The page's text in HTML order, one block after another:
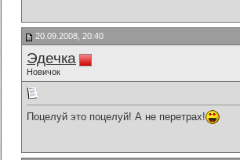
20.09.2008, 20:40
Эдечка
Новичок
Поцелуй это поцелуй! А не перетрах!